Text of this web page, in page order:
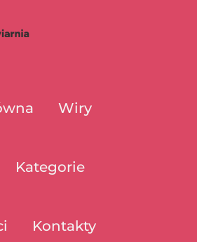
Wiry
Kategorie
Kontakty